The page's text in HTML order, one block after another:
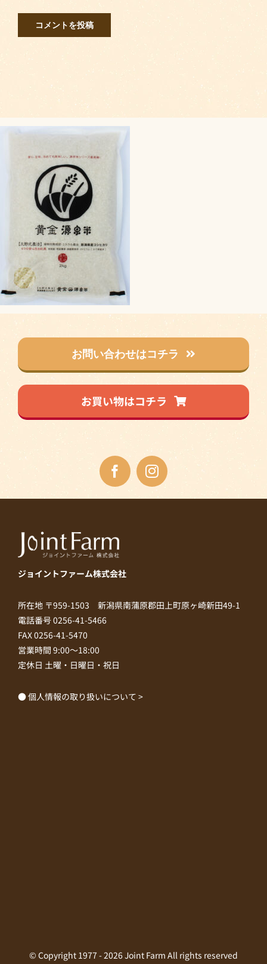
お問い合わせはコチラ
お買い物はコチラ
ジョイントファーム株式会社
所在地 〒959-1503 新潟県南蒲原郡田上町原ヶ崎新田49-1
電話番号 0256-41-5466
FAX 0256-41-5470
営業時間 9:00～18:00
定休日 土曜・日曜日・祝日
● 個人情報の取り扱いについて >
© Copyright 1977 -2026 Joint Farm All rights reserved